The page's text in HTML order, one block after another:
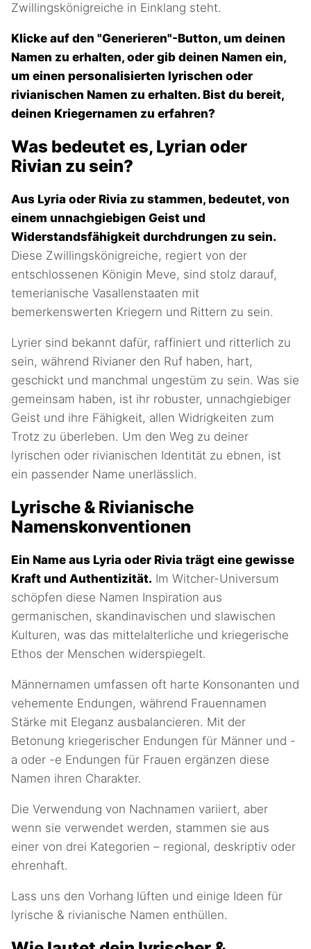
Zwillingskönigreiche in Einklang steht.
Klicke auf den "Generieren"-Button, um deinen
Namen zu erhalten, oder gib deinen Namen ein,
um einen personalisierten lyrischen oder
rivianischen Namen zu erhalten. Bist du bereit,
deinen Kriegernamen zu erfahren?
Was bedeutet es, Lyrian oder
Rivian zu sein?
Aus Lyria oder Rivia zu stammen, bedeutet, von
einem unnachgiebigen Geist und
Widerstandsfähigkeit durchdrungen zu sein.
Diese Zwillingskönigreiche, regiert von der
entschlossenen Königin Meve, sind stolz darauf,
temerianische Vasallenstaaten mit
bemerkenswerten Kriegern und Rittern zu sein.
Lyrier sind bekannt dafür, raffiniert und ritterlich zu
sein, während Rivianer den Ruf haben, hart,
geschickt und manchmal ungestüm zu sein. Was sie
gemeinsam haben, ist ihr robuster, unnachgiebiger
Geist und ihre Fähigkeit, allen Widrigkeiten zum
Trotz zu überleben. Um den Weg zu deiner
lyrischen oder rivianischen Identität zu ebnen, ist
ein passender Name unerlässlich.
Lyrische & Rivianische
Namenskonventionen
Ein Name aus Lyria oder Rivia trägt eine gewisse
Kraft und Authentizität. Im Witcher-Universum
schöpfen diese Namen Inspiration aus
germanischen, skandinavischen und slawischen
Kulturen, was das mittelalterliche und kriegerische
Ethos der Menschen widerspiegelt.
Männernamen umfassen oft harte Konsonanten und
vehemente Endungen, während Frauennamen
Stärke mit Eleganz ausbalancieren. Mit der
Betonung kriegerischer Endungen für Männer und -
a oder -e Endungen für Frauen ergänzen diese
Namen ihren Charakter.
Die Verwendung von Nachnamen variiert, aber
wenn sie verwendet werden, stammen sie aus
einer von drei Kategorien – regional, deskriptiv oder
ehrenhaft.
Lass uns den Vorhang lüften und einige Ideen für
lyrische & rivianische Namen enthüllen.